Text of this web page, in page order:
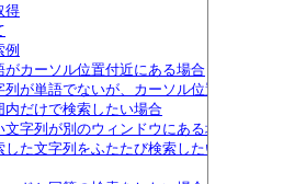
得
例
がカーソル位置付近にある場合
列が単語でないが、カーソル位置付近にある
内だけで検索したい場合
字列が別のウィンドウにある場合
した文字列をふたたび検索したい場合